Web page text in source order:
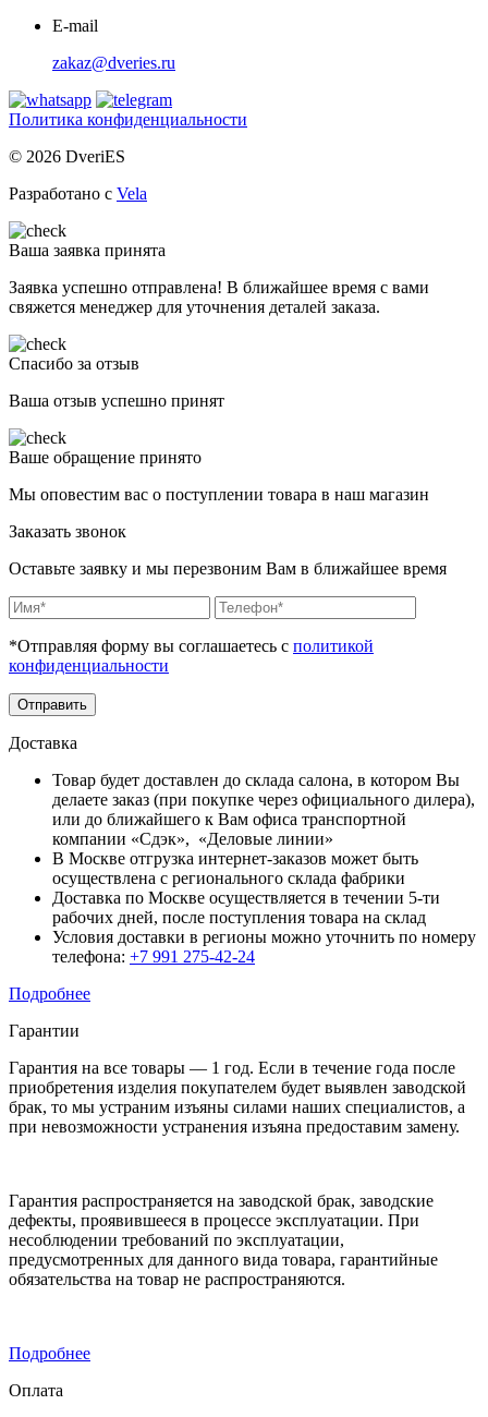
E-mail
zakaz@dveries.ru
Политика конфиденциальности
© 2026 DveriES
Разработано с Vela
Ваша заявка принята
Заявка успешно отправлена! В ближайшее время с вами
свяжется менеджер для уточнения деталей заказа.
Спасибо за отзыв
Ваша отзыв успешно принят
Ваше обращение принято
Мы оповестим вас о поступлении товара в наш магазин
Заказать звонок
Оставьте заявку и мы перезвоним Вам в ближайшее время
*Отправляя форму вы соглашаетесь с политикой
конфиденциальности
Отправить
Доставка
Товар будет доставлен до склада салона, в котором Вы
делаете заказ (при покупке через официального дилера),
или до ближайшего к Вам офиса транспортной
компании «Сдэк», «Деловые линии»
В Москве отгрузка интернет-заказов может быть
осуществлена с регионального склада фабрики
Доставка по Москве осуществляется в течении 5-ти
рабочих дней, после поступления товара на склад
Условия доставки в регионы можно уточнить по номеру
телефона: +7 991 275-42-24
Подробнее
Гарантии
Гарантия на все товары — 1 год. Если в течение года после
приобретения изделия покупателем будет выявлен заводской
брак, то мы устраним изъяны силами наших специалистов, а
при невозможности устранения изъяна предоставим замену.
Гарантия распространяется на заводской брак, заводские
дефекты, проявившееся в процессе эксплуатации. При
несоблюдении требований по эксплуатации,
предусмотренных для данного вида товара, гарантийные
обязательства на товар не распространяются.
Подробнее
Оплата